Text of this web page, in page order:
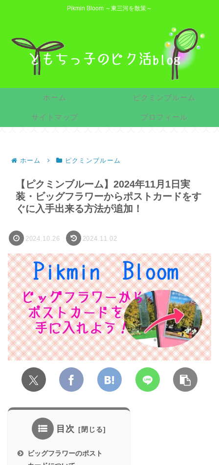
Pikmin Bloom ～東三河を散策～
ホーム ピクミンブルーム
サイトマップ プロフィール
ホーム ピクミンブルーム
【ピクミンブルーム】2024年11月1日実
装・ビッグフラワーからポストカードをす
ぐに入手出来る方法が追加！
2024.10.26 2024.11.02
目次
ビッグフラワーのポスト